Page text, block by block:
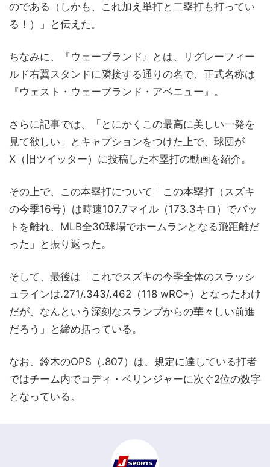
のである（しかも、これ加え単打と二塁打も打ってい
る！）」と伝えた。
ちなみに、『ウェーブランド』とは、リグレーフィー
ルド右翼スタンドに隣接する通りの名で、正式名称は
『ウェスト・ウェーブランド・アベニュー』。
さらに記事では、「とにかくこの最高に美しい一発を
見て欲しい」とキャプションをつけた上で、球団が
X（旧ツイッター）に投稿した本塁打の動画を紹介。
その上で、この本塁打について「この本塁打（スズキ
の今季16号）は時速107.7マイル（173.3キロ）でバッ
トを離れ、MLB全30球場でホームランとなる飛距離だ
った」と振り返った。
そして、最後は「これでスズキの今季全体のスラッシ
ュラインは.271/.343/.462（118 wRC+）となったわけ
だが、なんという深刻なスランプからの華々しい前進
だろう」と締め括っている。
なお、鈴木のOPS（.807）は、規定に達している打者
ではチーム内でコディ・ベリンジャーに次ぐ2位の数字
となっている。